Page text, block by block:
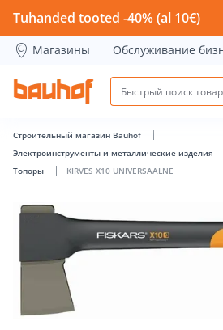
KIRVES X10 UNIVERSAALNE -
Tuhanded tooted -40% (al 10€)
Магазины Обслуживание
Строительный магазин Bauhof
Электроинструменты и металлические изделия
Топоры
KIRVES X10 UNIVERSAALNE